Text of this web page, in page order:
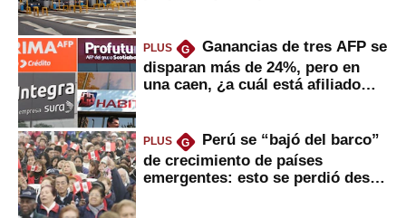
PLUS G
Ganancias de tres AFP se
disparan más de 24%, pero en
una caen, ¿a cuál está afiliado
PLUS G
Perú se “bajó del barco”
de crecimiento de países
emergentes: esto se perdió desde